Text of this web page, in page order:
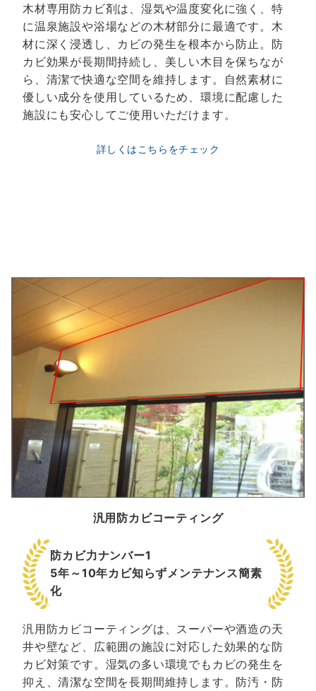
木材専用防カビ剤は、湿気や温度変化に強く、特
に温泉施設や浴場などの木材部分に最適です。木
材に深く浸透し、カビの発生を根本から防止。防
カビ効果が長期間持続し、美しい木目を保ちなが
ら、清潔で快適な空間を維持します。自然素材に
優しい成分を使用しているため、環境に配慮した
施設にも安心してご使用いただけます。
詳しくはこちらをチェック
汎用防カビコーティング
防カビ力ナンバー1
5年～10年カビ知らずメンテナンス簡素
化
汎用防カビコーティングは、スーパーや酒造の天
井や壁など、広範囲の施設に対応した効果的な防
カビ対策です。湿気の多い環境でもカビの発生を
抑え、清潔な空間を長期間維持します。防汚・防